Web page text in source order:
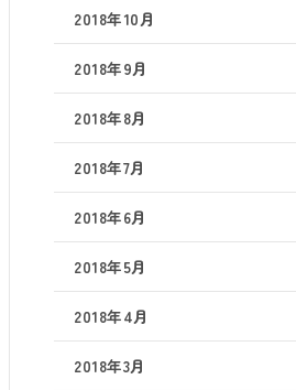
2018年10月
2018年9月
2018年8月
2018年7月
2018年6月
2018年5月
2018年4月
2018年3月